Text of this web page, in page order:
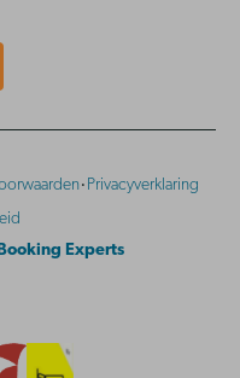
· Privacyverklaring
Experts